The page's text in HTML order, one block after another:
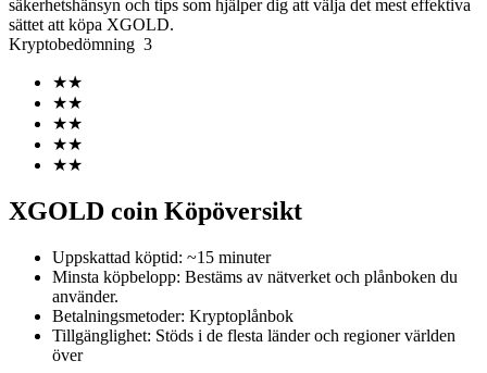
USDT Futures
Futures med USDT som säkerhet
COIN-M Futures
Futures för kryptovaluta
säkerhetshänsyn och tips som hjälper dig att välja det mest effektiva
sättet att köpa XGOLD.
Kryptobedömning 3
★★
★★
★★
★★
★★
XGOLD coin Köpöversikt
Uppskattad köptid: ~15 minuter
Minsta köpbelopp: Bestäms av nätverket och plånboken du
använder.
Betalningsmetoder: Kryptoplånbok
Tillgänglighet: Stöds i de flesta länder och regioner världen
över